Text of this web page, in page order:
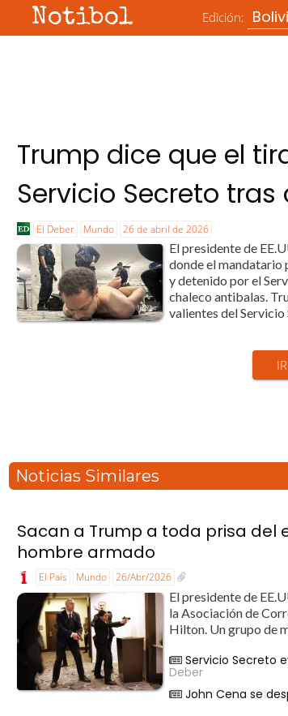
Notibol Edición:
Trump dice que el
Servicio Secreto
El Deber Mundo 26 de abril de 2026
El presidente de
donde el mandatario
y detenido por el
chaleco antibalas.
valientes del Servicio
Noticias Similares
Sacan a Trump a toda prisa del
hombre armado
El País Mundo 26/Abr/2026
El presidente de
la Asociación de
Hilton. Un grupo de
Servicio Secreto
Deber
John Cena se